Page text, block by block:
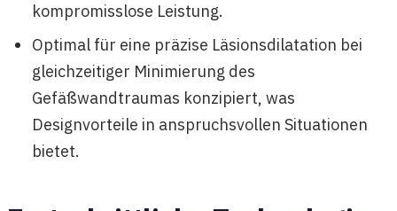
kompromisslose Leistung.
Optimal für eine präzise Läsionsdilatation bei
gleichzeitiger Minimierung des
Gefäßwandtraumas konzipiert, was
Designvorteile in anspruchsvollen Situationen
bietet.